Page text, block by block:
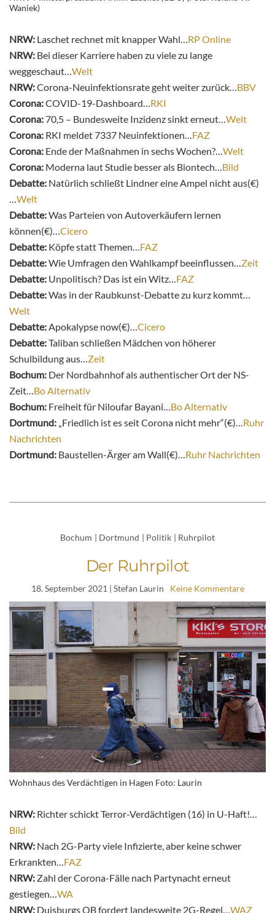
Waniek)
NRW: Laschet rechnet mit knapper Wahl… RP Online
NRW: Bei dieser Karriere haben zu viele zu lange
weggeschaut… Welt
NRW:Corona-Neuinfektionsrate geht weiter zurück… BBV
Corona:COVID-19-Dashboard… RKI
Corona:70,5 – Bundesweite Inzidenz sinkt erneut… Welt
Corona: RKI meldet 7337 Neuinfektionen… FAZ
Corona: Ende der Maßnahmen in sechs Wochen?… Welt
Corona: Moderna laut Studie besser als Biontech… Bild
Debatte: Natürlich schließt Lindner eine Ampel nicht aus(€)
Welt
Debatte:Was Parteien von Autoverkäufern lernen
können(€)… Cicero
Debatte: Köpfe statt Themen… FAZ
Debatte:Wie Umfragen den Wahlkampf beeinflussen… Zeit
Debatte: Unpolitisch? Das ist ein Witz… FAZ
Debatte:Was in der Raubkunst-Debatte zu kurz kommt…
Welt
Debatte: Apokalypse now(€)… Cicero
Debatte:Taliban schließen Mädchen von höherer
Schulbildung aus… Zeit
Bochum: Der Nordbahnhof als authentischer Ort der NS-
Zeit… Bo Alternativ
Bochum: Freiheit für Niloufar Bayani… Bo Alternativ
Dortmund: „Friedlich ist es seit Corona nicht mehr“(€)… Ruhr
Nachrichten
Dortmund: Baustellen-Ärger am Wall(€)… Ruhr Nachrichten
Bochum | Dortmund | Politik | Ruhrpilot
Der Ruhrpilot
18. September 2021 | Stefan Laurin Keine Kommentare
Wohnhaus des Verdächtigen in Hagen Foto: Laurin
NRW: Richter schickt Terror-Verdächtigen (16) in U-Haft!…
Bild
NRW: Nach 2G-Party viele Infizierte, aber keine schwer
Erkrankten…FAZ
NRW: Zahl der Corona-Fälle nach Partynacht erneut
gestiegen…WA
NRW: Duisburgs OB fordert landesweite 2G-Regel…WAZ